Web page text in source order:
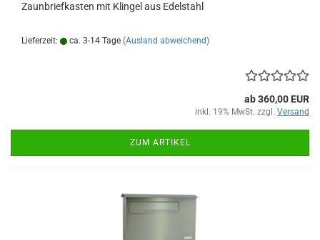
Zaunbriefkasten mit Klingel aus Edelstahl
Lieferzeit: ca. 3-14 Tage (Ausland abweichend)
ab 360,00 EUR
inkl. 19% MwSt. zzgl. Versand
ZUM ARTIKEL